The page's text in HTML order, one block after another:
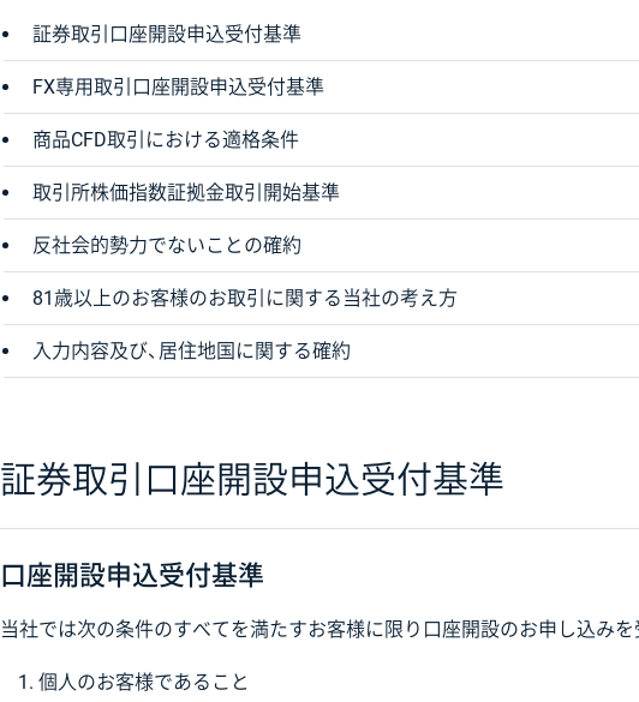
証券取引口座開設申込受付基準
FX専用取引口座開設申込受付基準
商品CFD取引における適格条件
取引所株価指数証拠金取引開始基準
反社会的勢力でないことの確約
81歳以上のお客様のお取引に関する当社の考え方
入力内容及び、居住地国に関する確約
証券取引口座開設申込受付基準
口座開設申込受付基準
当社では次の条件のすべてを満たすお客様に限り口座開設のお申し込みを
個人のお客様であること